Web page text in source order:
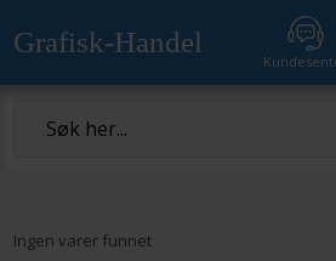
Grafisk-Handel
Ingen varer funnet